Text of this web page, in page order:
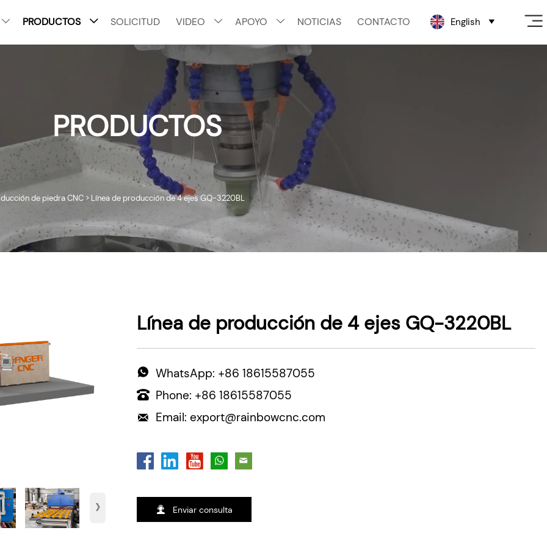
 PRODUCTOS  SOLICITUD VIDEO  APOYO  NOTICIAS CONTACTO English 
PRODUCTOS
de piedra CNC> Línea de producción de 4 ejes GQ-3220BL
›
Línea de producción de 4 ejes GQ-3220BL
 WhatsApp: +86 18615587055
 Phone: +86 18615587055
 Email: export@rainbowcnc.com
 Enviar consulta